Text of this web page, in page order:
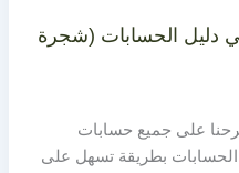
دليل الحسابات (شجرة
على جميع حسابات
الحسابات بطريقة تسهل على